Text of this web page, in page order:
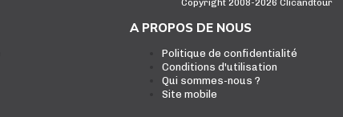
Copyright 2008-2026 Clicandtour
A PROPOS DE NOUS
Politique de confidentialité
Conditions d'utilisation
Qui sommes-nous ?
Site mobile